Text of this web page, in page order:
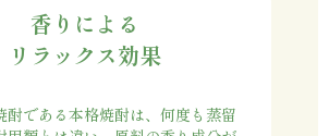
香りによる
リラックス効果
酎である本格焼酎は、何度も蒸留